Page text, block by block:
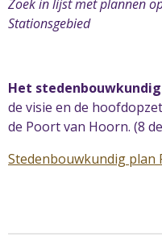
Zoek in lijst met plannen
Stationsgebied
Het
de visie en de
de Poort van Hoorn. (8
Stedenbouwkundig plan